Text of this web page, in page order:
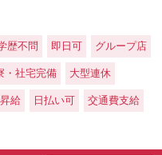
歴不問 即日可 グループ店
・社宅完備 大型連休
給 日払い可 交通費支給